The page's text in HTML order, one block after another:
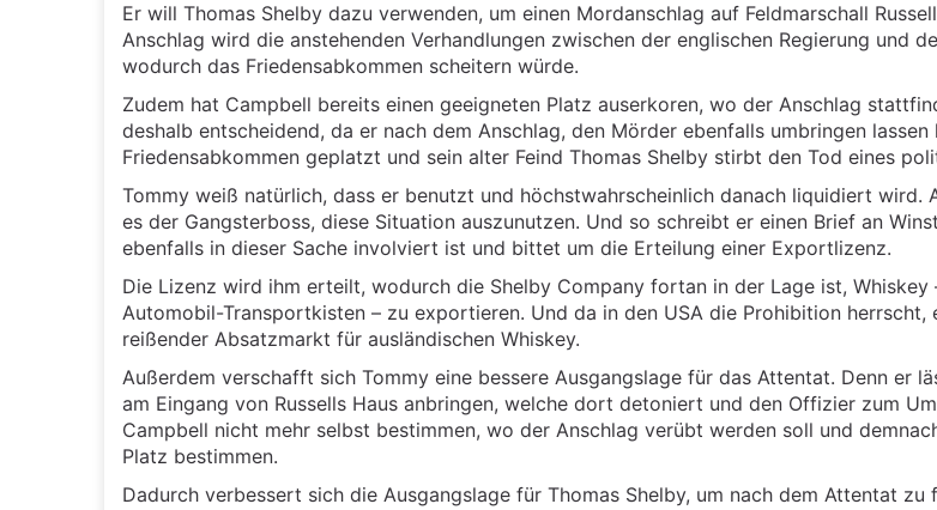
Er will Thomas Shelby dazu verwenden, um einen Mordanschlag auf Feldmarschall
Anschlag wird die anstehenden Verhandlungen zwischen der englischen Regierung und
wodurch das Friedensabkommen scheitern würde.
Zudem hat Campbell bereits einen geeigneten Platz auserkoren, wo der Anschlag
deshalb entscheidend, da er nach dem Anschlag, den Mörder ebenfalls umbringen
Friedensabkommen geplatzt und sein alter Feind Thomas Shelby stirbt den Tod eines
Tommy weiß natürlich, dass er benutzt und höchstwahrscheinlich danach liquidiert wird.
es der Gangsterboss, diese Situation auszunutzen. Und so schreibt er einen Brief an
ebenfalls in dieser Sache involviert ist und bittet um die Erteilung einer Exportlizenz.
Die Lizenz wird ihm erteilt, wodurch die Shelby Company fortan in der Lage ist, Whiskey
Automobil-Transportkisten – zu exportieren. Und da in den USA die Prohibition
reißender Absatzmarkt für ausländischen Whiskey.
Außerdem verschafft sich Tommy eine bessere Ausgangslage für das Attentat. Denn er
am Eingang von Russells Haus anbringen, welche dort detoniert und den Offizier zum
Campbell nicht mehr selbst bestimmen, wo der Anschlag verübt werden soll und
Platz bestimmen.
Dadurch verbessert sich die Ausgangslage für Thomas Shelby, um nach dem Attentat zu